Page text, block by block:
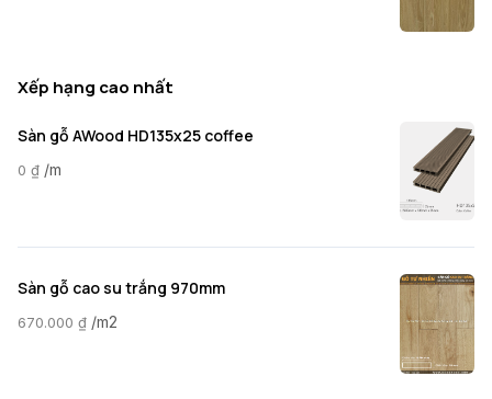
Xếp hạng cao nhất
Sàn gỗ AWood HD135x25 coffee
0 ₫ /m
Sàn gỗ cao su trắng 970mm
670.000 ₫ /m2